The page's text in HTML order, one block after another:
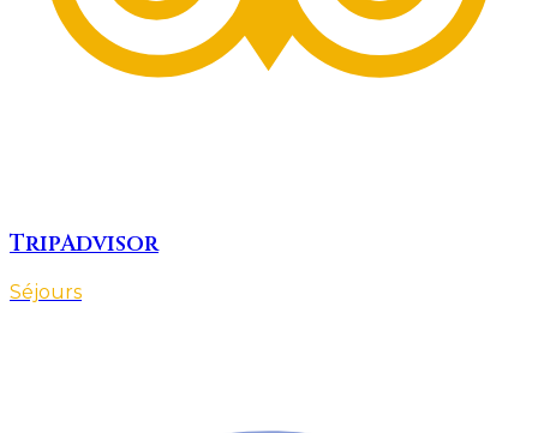
TripAdvisor
Séjours